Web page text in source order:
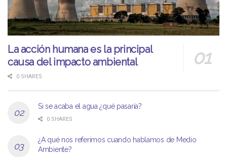
La acción humana es la principal
causa del impacto ambiental
0 SHARES
Si se acaba el agua ¿qué pasaría?
0 SHARES
¿A qué nos referimos cuando hablamos de Medio
Ambiente?